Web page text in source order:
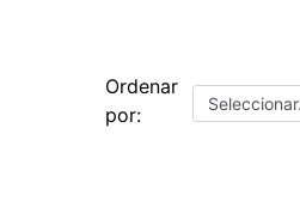
Ordenar
por: